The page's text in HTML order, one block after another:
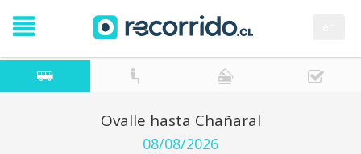
Ovalle hasta Chañaral
08/08/2026